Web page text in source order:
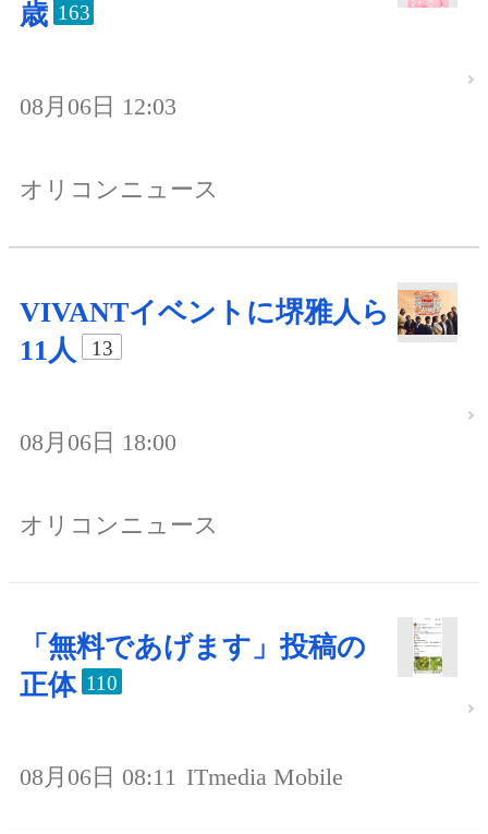
歳 163
08月06日 12:03
オリコンニュース
VIVANTイベントに堺雅人ら
11人
13
08月06日 18:00
オリコンニュース
「無料であげます」投稿の
正体 110
08月06日 08:11 ITmedia Mobile